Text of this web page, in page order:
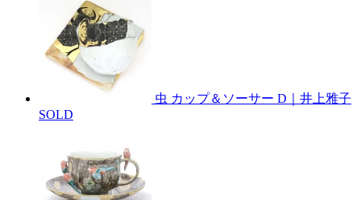
虫 カップ＆ソーサー D｜井上雅子
SOLD